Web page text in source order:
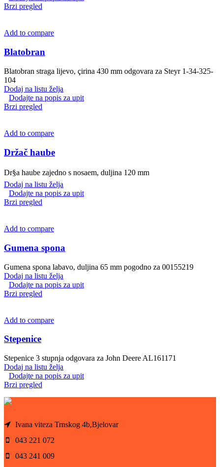
Brzi pregled
Add to compare
Blatobran
Blatobran straga lijevo, çirina 430 mm odgovara za Steyr 1-34-325-
104
Dodaj na listu želja
Dodajte na popis za upit
Brzi pregled
Add to compare
Držač haube
Dr§a haube zajedno s nosaem, duljina 120 mm
Dodaj na listu želja
Dodajte na popis za upit
Brzi pregled
Add to compare
Gumena spona
Gumena spona labavo, duljina 65 mm pogodno za 00155219
Dodaj na listu želja
Dodajte na popis za upit
Brzi pregled
Add to compare
Stepenice
Stepenice 3 stupnja odgovara za John Deere AL161171
Dodaj na listu želja
Dodajte na popis za upit
Brzi pregled
Ivana viteza Trnskog 4b,Bjelovar
043 221 072
043 241 009